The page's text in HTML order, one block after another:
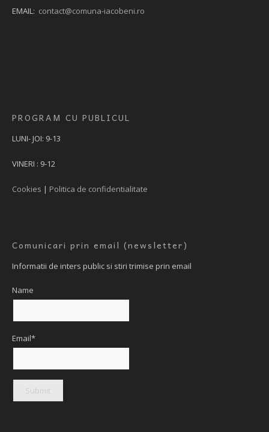
EMAIL: contact@comuna-iacobeni.ro
PROGRAM CU PUBLICUL
LUNI- JOI: 9-13
VINERI : 9-12
Cookies | Politica de confidentialitate
Comunicari prin email (newsletter)
Informatii de inters public si stiri trimise prin email
Name
Email*